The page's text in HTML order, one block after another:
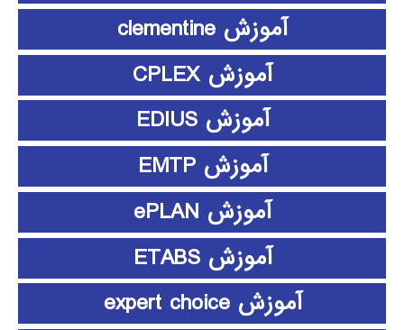
آموزش clementine
آموزش CPLEX
آموزش EDIUS
آموزش EMTP
آموزش ePLAN
آموزش ETABS
آموزش expert choice